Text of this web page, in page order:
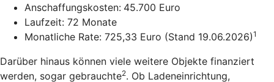
Anschaffungskosten: 45.700 Euro
Laufzeit: 72 Monate
Monatliche Rate: 725,33 Euro (Stand 19.06.2026)1
Darüber hinaus können viele weitere Objekte finanziert
werden, sogar gebrauchte2. Ob Ladeneinrichtung,